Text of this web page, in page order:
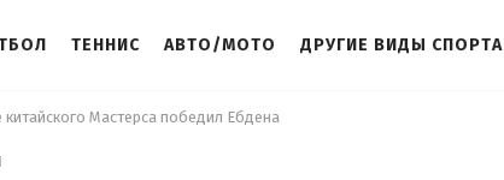
ТЕННИС АВТО/МОТО ДРУГИЕ ВИДЫ СПОРТА
Мастерса победил Ебдена